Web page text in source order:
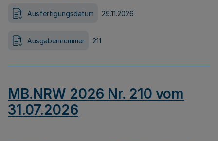
Ausfertigungsdatum 29.11.2026
Ausgabennummer 211
MB.NRW 2026 Nr. 210 vom
31.07.2026